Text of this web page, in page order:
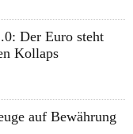
Der Euro steht
Kollaps
auf Bewährung